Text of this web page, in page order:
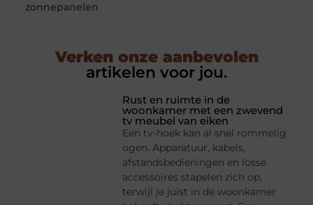
zonnepanelen
Verken onze aanbevolen
artikelen voor jou.
Rust en ruimte in de
woonkamer met een zwevend
tv meubel van eiken
Een tv-hoek kan al snel rommelig
ogen. Apparatuur, kabels,
afstandsbedieningen en losse
accessoires stapelen zich op,
terwijl je juist in de woonkamer